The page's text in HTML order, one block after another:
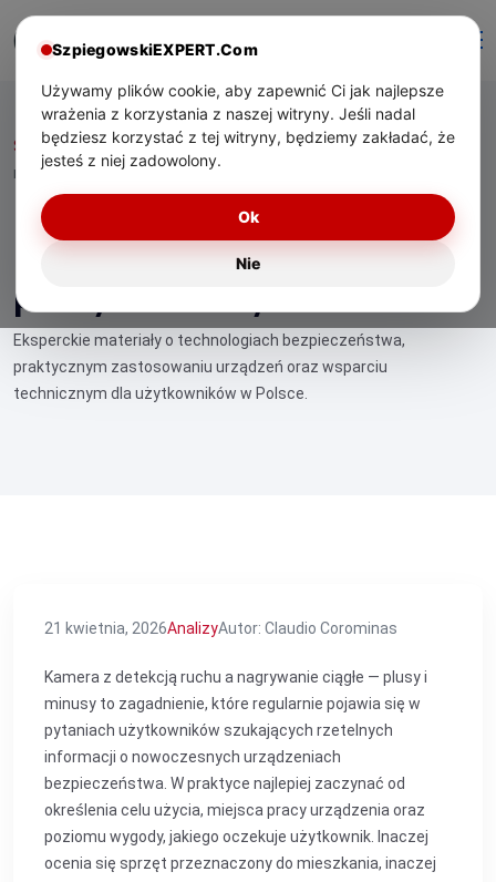
Start/ Kamera z detekcją ruchu a nagrywanie ciągłe — plusy i
minusy
Kamera z detekcją ruchu a
nagrywanie ciągłe —
plusy i minusy
Eksperckie materiały o technologiach bezpieczeństwa,
praktycznym zastosowaniu urządzeń oraz wsparciu
technicznym dla użytkowników w Polsce.
21 kwietnia, 2026AnalizyAutor: Claudio Corominas
Kamera z detekcją ruchu a nagrywanie ciągłe — plusy i
minusy to zagadnienie, które regularnie pojawia się w
pytaniach użytkowników szukających rzetelnych
informacji o nowoczesnych urządzeniach
bezpieczeństwa. W praktyce najlepiej zaczynać od
określenia celu użycia, miejsca pracy urządzenia oraz
poziomu wygody, jakiego oczekuje użytkownik. Inaczej
ocenia się sprzęt przeznaczony do mieszkania, inaczej
SzpiegowskiEXPERT.Com
Używamy plików cookie, aby zapewnić Ci jak najlepsze
wrażenia z korzystania z naszej witryny. Jeśli nadal
będziesz korzystać z tej witryny, będziemy zakładać, że
jesteś z niej zadowolony.
Nie
Ok